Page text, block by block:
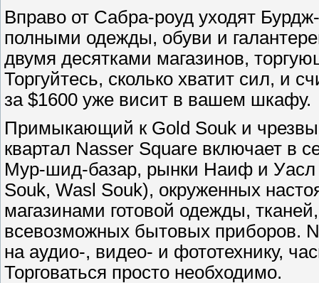
Вправо от Сабра-роуд уходят
полными одежды, обуви и
двумя десятками магазинов,
Торгуйтесь, сколько хватит сил, и
за $1600 уже висит в вашем шкафу.
Примыкающий к Gold Souk и
квартал Nasser Square включает в
Мур-шид-базар, рынки Наиф и Уасл
Souk, Wasl Souk), окруженных
магазинами готовой одежды,
всевозможных бытовых приборов.
на аудио-, видео- и фототехнику,
Торговаться просто необходимо.